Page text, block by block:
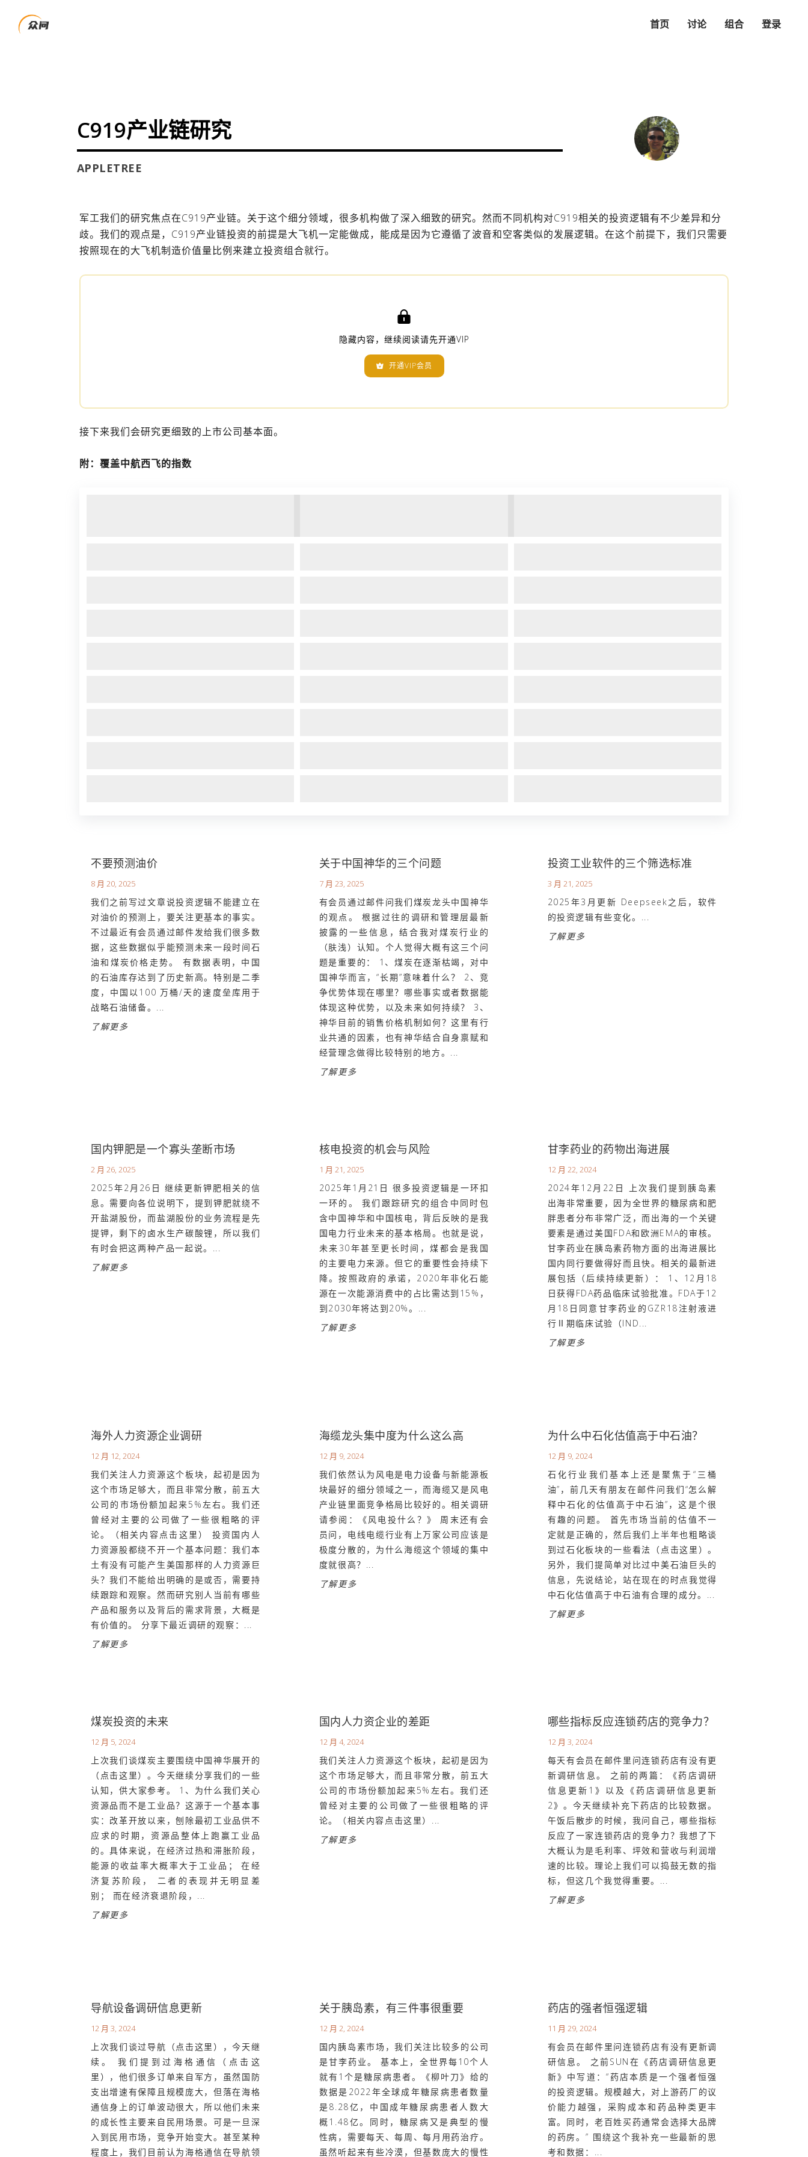
首页 讨论 组合 登录
C919产业链研究
APPLETREE
军工我们的研究焦点在C919产业链。关于这个细分领域，很多机构做了深入细致的研究。然而不同机构对C919相关的投资逻辑有不少差异和分
歧。我们的观点是，C919产业链投资的前提是大飞机一定能做成，能成是因为它遵循了波音和空客类似的发展逻辑。在这个前提下，我们只需要
按照现在的大飞机制造价值量比例来建立投资组合就行。

隐藏内容，继续阅读请先开通VIP
 开通VIP会员
接下来我们会研究更细致的上市公司基本面。
附：覆盖中航西飞的指数
不要预测油价
8 月 20, 2025
我们之前写过文章说投资逻辑不能建立在
对油价的预测上，要关注更基本的事实。
不过最近有会员通过邮件发给我们很多数
据，这些数据似乎能预测未来一段时间石
油和煤炭价格走势。 有数据表明，中国
的石油库存达到了历史新高。特别是二季
度，中国以100 万桶/天的速度垒库用于
战略石油储备。...
了解更多
国内钾肥是一个寡头垄断市场
2 月 26, 2025
2025年2月26日 继续更新钾肥相关的信
息。需要向各位说明下，提到钾肥就绕不
开盐湖股份，而盐湖股份的业务流程是先
提钾，剩下的卤水生产碳酸锂，所以我们
有时会把这两种产品一起说。...
了解更多
海外人力资源企业调研
12 月 12, 2024
我们关注人力资源这个板块，起初是因为
这个市场足够大，而且非常分散，前五大
公司的市场份额加起来5%左右。我们还
曾经对主要的公司做了一些很粗略的评
论。（相关内容点击这里） 投资国内人
力资源股都绕不开一个基本问题：我们本
土有没有可能产生美国那样的人力资源巨
头？我们不能给出明确的是或否，需要持
续跟踪和观察。然而研究别人当前有哪些
产品和服务以及背后的需求背景，大概是
有价值的。 分享下最近调研的观察：...
了解更多
煤炭投资的未来
12 月 5, 2024
上次我们谈煤炭主要围绕中国神华展开的
（点击这里）。今天继续分享我们的一些
认知，供大家参考。 1、为什么我们关心
资源品而不是工业品？这源于一个基本事
实：改革开放以来，刨除最初工业品供不
应求的时期，资源品整体上跑赢工业品
的。具体来说，在经济过热和滞胀阶段，
能源的收益率大概率大于工业品； 在经
济复苏阶段， 二者的表现并无明显差
别； 而在经济衰退阶段，...
了解更多
导航设备调研信息更新
12 月 3, 2024
上次我们谈过导航（点击这里），今天继
续。 我们提到过海格通信（点击这
里），他们很多订单来自军方，虽然国防
支出增速有保障且规模庞大，但落在海格
通信身上的订单波动很大，所以他们未来
的成长性主要来自民用场景。可是一旦深
入到民用市场，竞争开始变大。甚至某种
程度上，我们目前认为海格通信在导航领
关于中国神华的三个问题
7 月 23, 2025
有会员通过邮件问我们煤炭龙头中国神华
的观点。 根据过往的调研和管理层最新
披露的一些信息，结合我对煤炭行业的
（肤浅）认知。个人觉得大概有这三个问
题是重要的： 1、煤炭在逐渐枯竭，对中
国神华而言，“长期”意味着什么？ 2、竞
争优势体现在哪里？哪些事实或者数据能
体现这种优势，以及未来如何持续？ 3、
神华目前的销售价格机制如何？这里有行
业共通的因素，也有神华结合自身禀赋和
经营理念做得比较特别的地方。...
了解更多
核电投资的机会与风险
1 月 21, 2025
2025年1月21日 很多投资逻辑是一环扣
一环的。 我们跟踪研究的组合中同时包
含中国神华和中国核电，背后反映的是我
国电力行业未来的基本格局。也就是说，
未来30年甚至更长时间，煤都会是我国
的主要电力来源。但它的重要性会持续下
降。按照政府的承诺，2020年非化石能
源在一次能源消费中的占比需达到15%，
到2030年将达到20%。...
了解更多
海缆龙头集中度为什么这么高
12 月 9, 2024
我们依然认为风电是电力设备与新能源板
块最好的细分领域之一，而海缆又是风电
产业链里面竞争格局比较好的。相关调研
请参阅：《风电投什么？》 周末还有会
员问，电线电缆行业有上万家公司应该是
极度分散的，为什么海缆这个领域的集中
度就很高？...
了解更多
国内人力资企业的差距
12 月 4, 2024
我们关注人力资源这个板块，起初是因为
这个市场足够大，而且非常分散，前五大
公司的市场份额加起来5%左右。我们还
曾经对主要的公司做了一些很粗略的评
论。（相关内容点击这里）...
了解更多
关于胰岛素，有三件事很重要
12 月 2, 2024
国内胰岛素市场，我们关注比较多的公司
是甘李药业。 基本上，全世界每10个人
就有1个是糖尿病患者。《柳叶刀》给的
数据是2022年全球成年糖尿病患者数量
是8.28亿，中国成年糖尿病患者人数大
概1.48亿。同时，糖尿病又是典型的慢
性病，需要每天、每周、每月用药治疗。
虽然听起来有些冷漠，但基数庞大的慢性
投资工业软件的三个筛选标准
3 月 21, 2025
2025年3月更新 Deepseek之后，软件
的投资逻辑有些变化。...
了解更多
甘李药业的药物出海进展
12 月 22, 2024
2024年12月22日 上次我们提到胰岛素
出海非常重要，因为全世界的糖尿病和肥
胖患者分布非常广泛，而出海的一个关键
要素是通过美国FDA和欧洲EMA的审核。
甘李药业在胰岛素药物方面的出海进展比
国内同行要做得好而且快。相关的最新进
展包括（后续持续更新）： 1、12月18
日获得FDA药品临床试验批准。FDA于12
月18日同意甘李药业的GZR18注射液进
行Ⅱ期临床试验（IND...
了解更多
为什么中石化估值高于中石油？
12 月 9, 2024
石化行业我们基本上还是聚焦于“三桶
油”，前几天有朋友在邮件问我们“怎么解
释中石化的估值高于中石油”，这是个很
有趣的问题。 首先市场当前的估值不一
定就是正确的，然后我们上半年也粗略谈
到过石化板块的一些看法（点击这里）。
另外，我们提简单对比过中美石油巨头的
信息，先说结论，站在现在的时点我觉得
中石化估值高于中石油有合理的成分。...
了解更多
哪些指标反应连锁药店的竞争力？
12 月 3, 2024
每天有会员在邮件里问连锁药店有没有更
新调研信息。 之前的两篇：《药店调研
信息更新1》以及《药店调研信息更新
2》。今天继续补充下药店的比较数据。
午饭后散步的时候，我问自己，哪些指标
反应了一家连锁药店的竞争力？我想了下
大概认为是毛利率、坪效和营收与利润增
速的比较。理论上我们可以捣鼓无数的指
标，但这几个我觉得重要。...
了解更多
药店的强者恒强逻辑
11 月 29, 2024
有会员在邮件里问连锁药店有没有更新调
研信息。 之前SUN在《药店调研信息更
新》中写道：“药店本质是一个强者恒强
的投资逻辑。规模越大，对上游药厂的议
价能力越强，采购成本和药品种类更丰
富。同时，老百姓买药通常会选择大品牌
的药房。” 围绕这个我补充一些最新的思
考和数据：...